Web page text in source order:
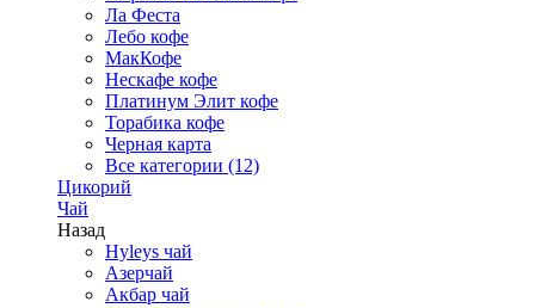
Ла Феста
Лебо кофе
МакКофе
Нескафе кофе
Платинум Элит кофе
Торабика кофе
Черная карта
Все категории (12)
Цикорий
Чай
Назад
Hyleys чай
Азерчай
Акбар чай